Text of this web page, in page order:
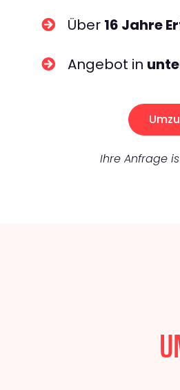
Über 16 Jahre
Angebot in
Ihre Anfrage